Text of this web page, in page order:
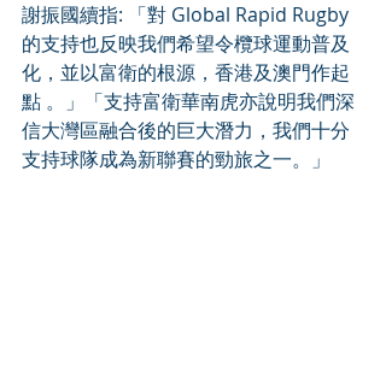
謝振國續指: 「對 Global Rapid Rugby
的支持也反映我們希望令欖球運動普及
化，並以富衛的根源，香港及澳門作起
點 。」「支持富衛華南虎亦說明我們深
信大灣區融合後的巨大潛力，我們十分
支持球隊成為新聯賽的勁旅之一。」